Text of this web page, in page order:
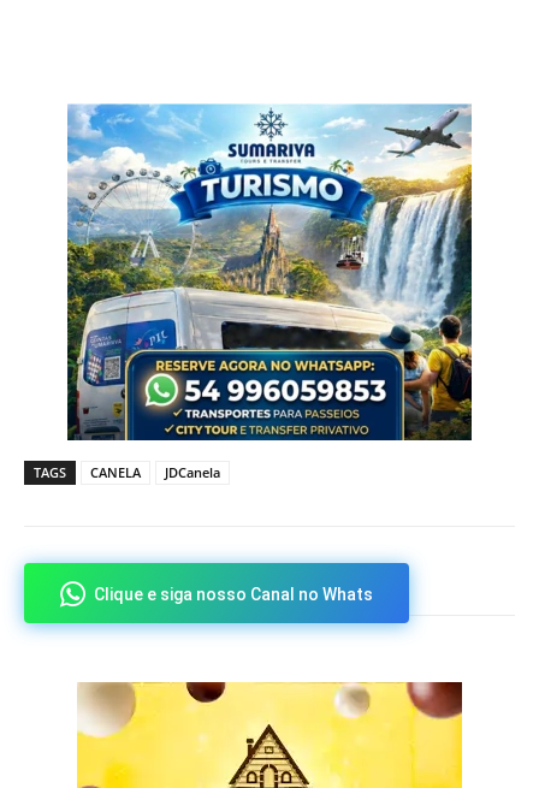
TAGS CANELA JDCanela
Clique e siga nosso Canal no Whats